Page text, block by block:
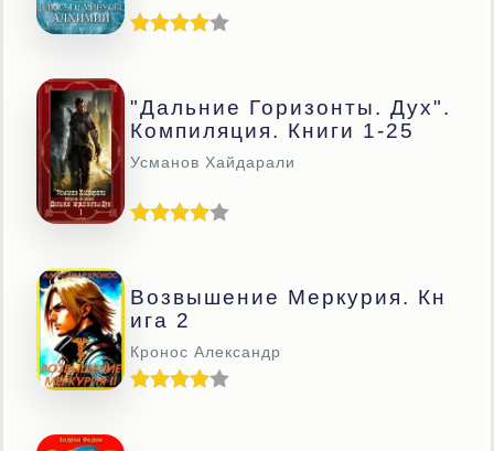
"Дальние Горизонты. Дух".
Компиляция. Книги 1-25
Усманов Хайдарали
Возвышение Меркурия. Кн
Ига 2
Кронос Александр